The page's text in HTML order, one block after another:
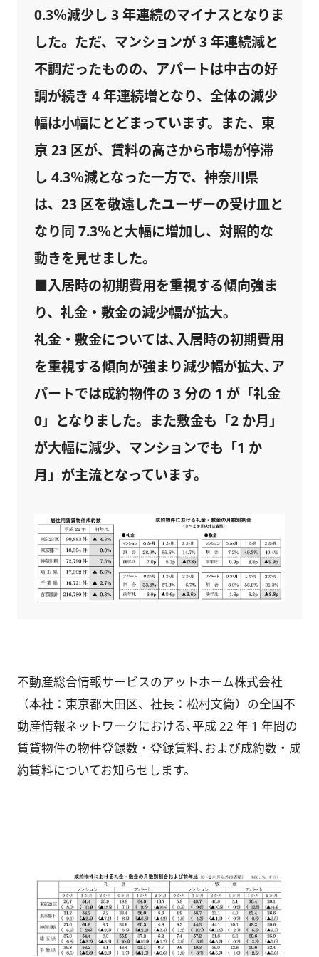
0.3％減少し 3 年連続のマイナスとなりま
した。ただ、マンションが 3 年連続減と
不調だったものの、アパートは中古の好
調が続き 4 年連続増となり、全体の減少
幅は小幅にとどまっています。また、東
京 23 区が、賃料の高さから市場が停滞
し 4.3％減となった一方で、神奈川県
は、23 区を敬遠したユーザーの受け皿と
なり同 7.3％と大幅に増加し、対照的な
動きを見せました。
■入居時の初期費用を重視する傾向強ま
り、礼金・敷金の減少幅が拡大。
礼金・敷金については､入居時の初期費用
を重視する傾向が強まり減少幅が拡大､ア
パートでは成約物件の 3 分の 1 が「礼金
0」となりました。また敷金も「2 か月」
が大幅に減少、マンションでも「1 か
月」が主流となっています。
不動産総合情報サービスのアットホーム株式会社
（本社：東京都大田区、社長：松村文衞）の全国不
動産情報ネットワークにおける､平成 22 年 1 年間の
賃貸物件の物件登録数・登録賃料､および成約数・成
約賃料についてお知らせします。